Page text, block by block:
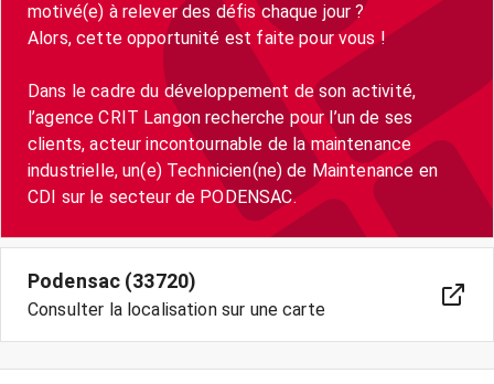
motivé(e) à relever des défis chaque jour ?
Alors, cette opportunité est faite pour vous !
Dans le cadre du développement de son activité,
l’agence CRIT Langon recherche pour l’un de ses
clients, acteur incontournable de la maintenance
industrielle, un(e) Technicien(ne) de Maintenance en
CDI sur le secteur de PODENSAC.
Podensac (33720)
Consulter la localisation sur une carte